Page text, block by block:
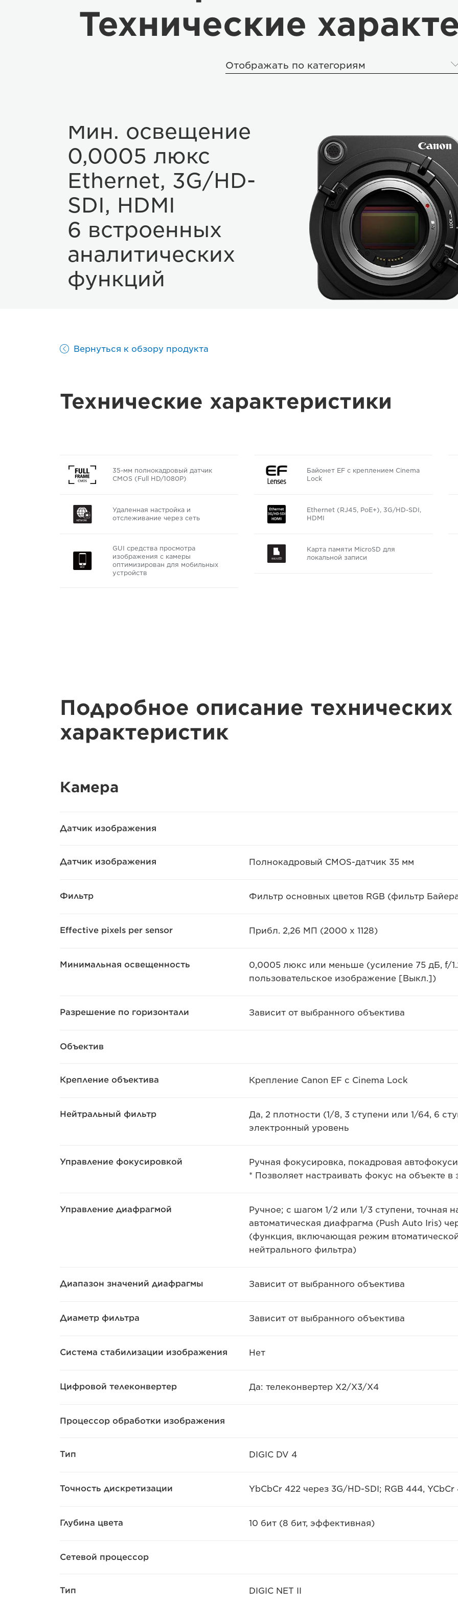
Технические
Отображать по категориям
Мин. освещение
0,0005 люкс
Ethernet, 3G/HD-
SDI, HDMI
6 встроенных
аналитических
функций
Вернуться к обзору продукта
Технические характеристики
35-мм полнокадровый датчик
CMOS (Full HD/1080P)
Байонет EF с креплением Cinema
Lock
Удаленная настройка и
отслеживание через сеть
Ethernet (RJ45, PoE+), 3G/HD-SDI,
HDMI
GUI средства просмотра
изображения с камеры
оптимизирован для мобильных
устройств
Карта памяти MicroSD для
локальной записи
Подробное описание технических
характеристик
Камера
Датчик изображения
Датчик изображения Полнокадровый CMOS-датчик 35 мм
Фильтр Фильтр основных цветов RGB (фильтр
Effective pixels per sensor Прибл. 2,26 МП (2000 x 1128)
Минимальная освещенность
0,0005 люкс или меньше (усиление 75 дБ, f/
пользовательское изображение [Выкл.])
Разрешение по горизонтали Зависит от выбранного объектива
Объектив
Крепление объектива Крепление Canon EF с Cinema Lock
Нейтральный фильтр
Да, 2 плотности (1/8, 3 ступени или 1/64, 6
электронный уровень
Управление фокусировкой
Ручная фокусировка, покадровая
* Позволяет настраивать фокус на объекте в
Управление диафрагмой
Ручное; с шагом 1/2 или 1/3 ступени, точная
автоматическая диафрагма (Push Auto Iris)
(функция, включающая режим
нейтрального фильтра)
Диапазон значений диафрагмы Зависит от выбранного объектива
Диаметр фильтра Зависит от выбранного объектива
Система стабилизации изображения Нет
Цифровой телеконвертер Да: телеконвертер X2/X3/X4
Процессор обработки изображения
Тип DIGIC DV 4
Точность дискретизации YbCbCr 422 через 3G/HD-SDI; RGB 444,
Глубина цвета 10 бит (8 бит, эффективная)
Сетевой процессор
Тип DIGIC NET II